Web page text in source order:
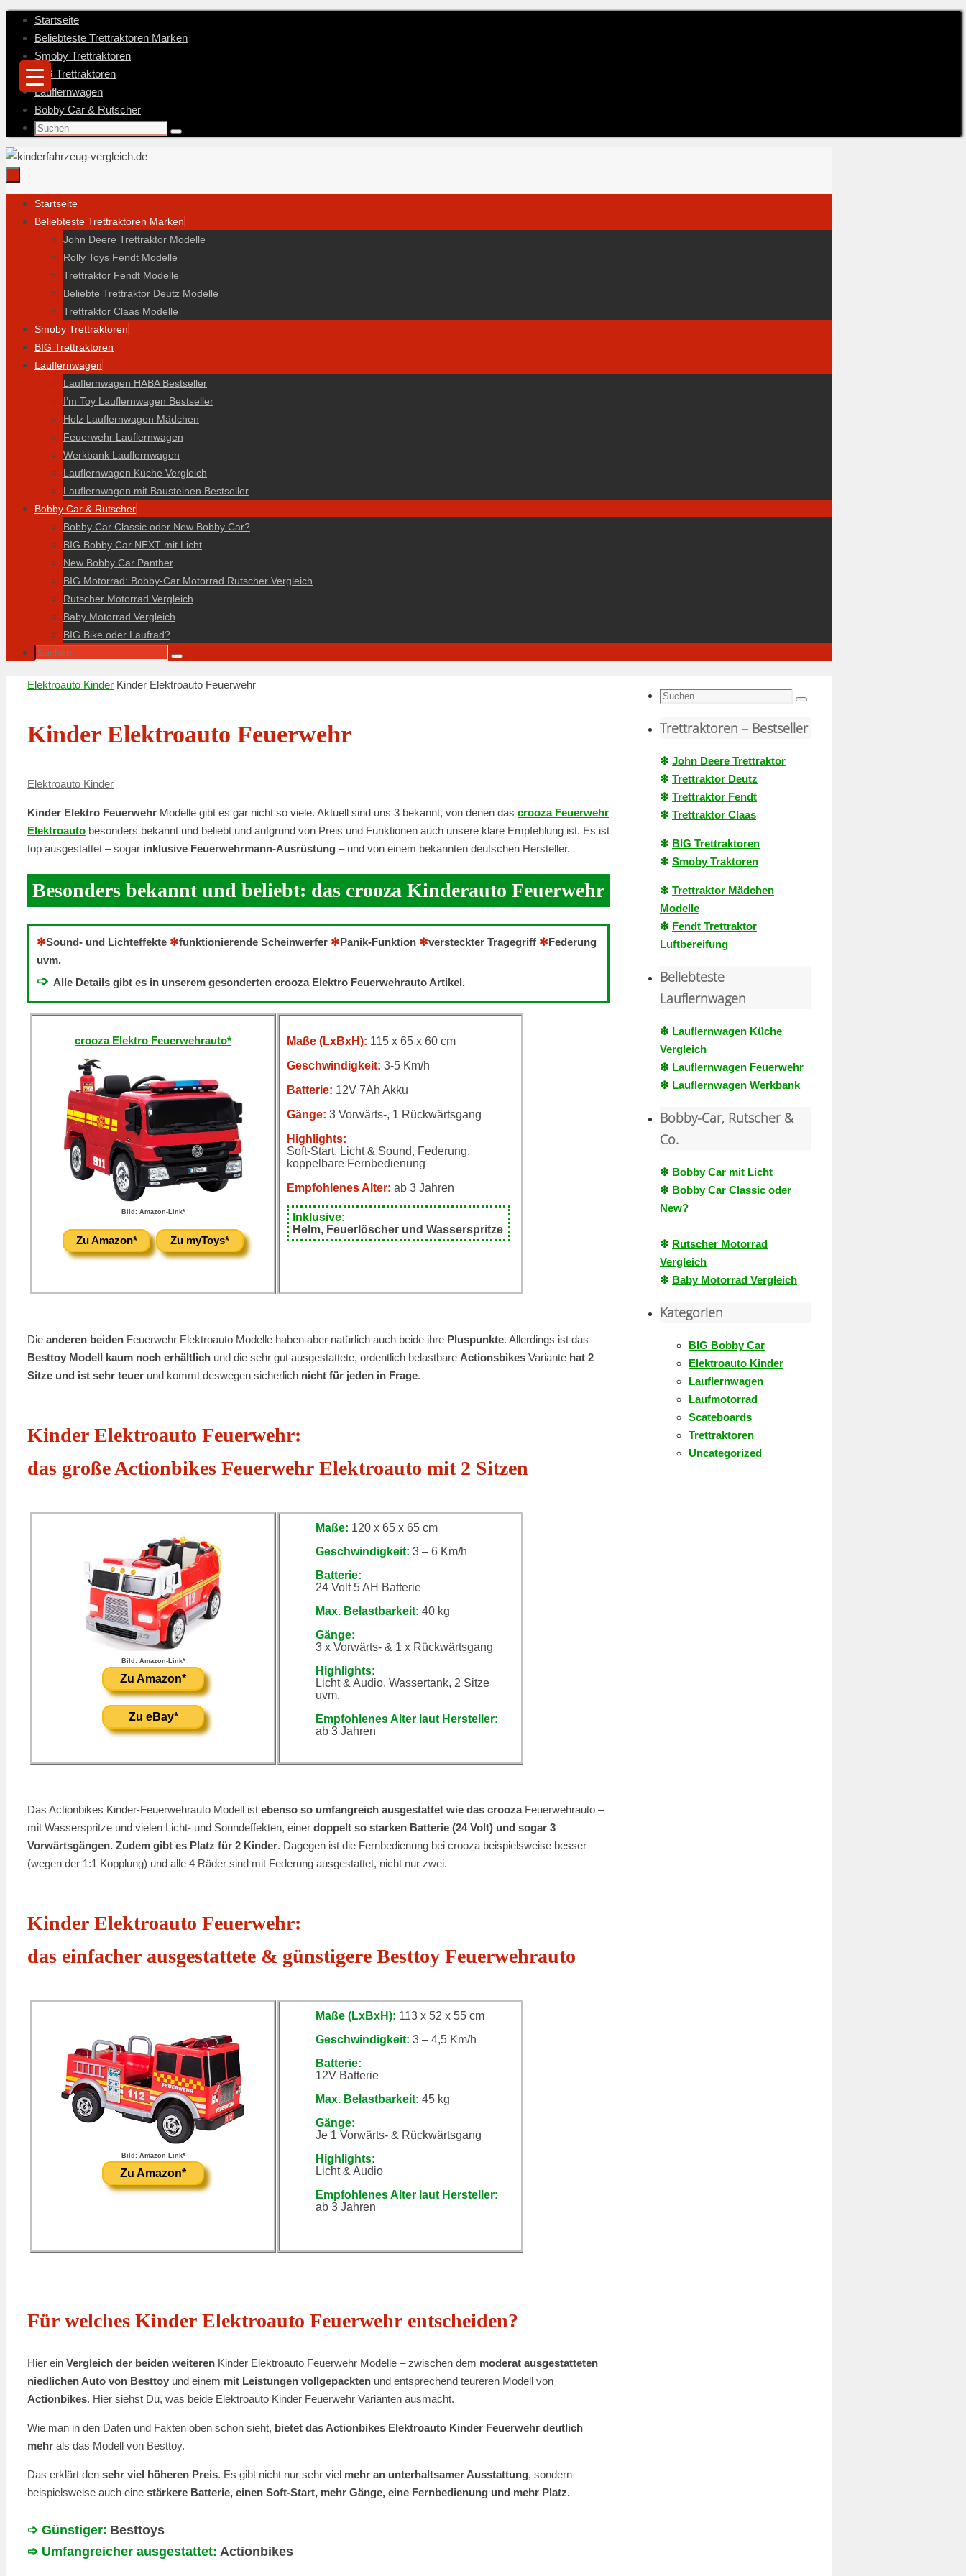
Zum
Inhalt
springen
Startseite
Beliebteste Trettraktoren Marken
Smoby Trettraktoren
BIG Trettraktoren
Lauflernwagen
Bobby Car & Rutscher
Suche
Suchen
Zum
Inhalt
Startseite
Beliebteste Trettraktoren Marken
John Deere Trettraktor Modelle
Rolly Toys Fendt Modelle
Trettraktor Fendt Modelle
Beliebte Trettraktor Deutz Modelle
Trettraktor Claas Modelle
Smoby Trettraktoren
BIG Trettraktoren
Lauflernwagen
Lauflernwagen HABA Bestseller
I’m Toy Lauflernwagen Bestseller
Holz Lauflernwagen Mädchen
Feuerwehr Lauflernwagen
Werkbank Lauflernwagen
Lauflernwagen Küche Vergleich
Lauflernwagen mit Bausteinen Bestseller
Bobby Car & Rutscher
Bobby Car Classic oder New Bobby Car?
BIG Bobby Car NEXT mit Licht
New Bobby Car Panther
BIG Motorrad: Bobby-Car Motorrad Rutscher Vergleich
Rutscher Motorrad Vergleich
Baby Motorrad Vergleich
BIG Bike oder Laufrad?
Suche
Suchen
Startseite
Elektroauto Kinder Kinder Elektroauto Feuerwehr
Kinder Elektroauto Feuerwehr
Elektroauto Kinder
Kinder Elektro Feuerwehr Modelle gibt es gar nicht so viele. Aktuell sind uns 3 bekannt, von denen das crooza Feuerwehr
Elektroauto besonders bekannt und beliebt und aufgrund von Preis und Funktionen auch unsere klare Empfehlung ist. Es ist
top ausgestattet – sogar inklusive Feuerwehrmann-Ausrüstung – und von einem bekannten deutschen Hersteller.
Besonders bekannt und beliebt: das crooza Kinderauto Feuerwehr
✻Sound- und Lichteffekte ✻funktionierende Scheinwerfer ✻Panik-Funktion ✻versteckter Tragegriff ✻Federung
uvm.
➩ Alle Details gibt es in unserem gesonderten crooza Elektro Feuerwehrauto Artikel.
crooza Elektro Feuerwehrauto*
Bild: Amazon-Link*
Zu Amazon* Zu myToys*
Maße (LxBxH): 115 x 65 x 60 cm
Geschwindigkeit: 3-5 Km/h
Batterie: 12V 7Ah Akku
Gänge: 3 Vorwärts-, 1 Rückwärtsgang
Highlights:
Soft-Start, Licht & Sound, Federung,
koppelbare Fernbedienung
Empfohlenes Alter: ab 3 Jahren
Inklusive:
Helm, Feuerlöscher und Wasserspritze
Die anderen beiden Feuerwehr Elektroauto Modelle haben aber natürlich auch beide ihre Pluspunkte. Allerdings ist das
Besttoy Modell kaum noch erhältlich und die sehr gut ausgestattete, ordentlich belastbare Actionsbikes Variante hat 2
Sitze und ist sehr teuer und kommt deswegen sicherlich nicht für jeden in Frage.
Kinder Elektroauto Feuerwehr:
das große Actionbikes Feuerwehr Elektroauto mit 2 Sitzen
Bild: Amazon-Link*
Zu Amazon*
Zu eBay*
Maße: 120 x 65 x 65 cm
Geschwindigkeit: 3 – 6 Km/h
Batterie:
24 Volt 5 AH Batterie
Max. Belastbarkeit: 40 kg
Gänge:
3 x Vorwärts- & 1 x Rückwärtsgang
Highlights:
Licht & Audio, Wassertank, 2 Sitze
uvm.
Empfohlenes Alter laut Hersteller:
ab 3 Jahren
Das Actionbikes Kinder-Feuerwehrauto Modell ist ebenso so umfangreich ausgestattet wie das croozaFeuerwehrauto –
mit Wasserspritze und vielen Licht- und Soundeffekten, einer doppelt so starken Batterie (24 Volt) und sogar 3
Vorwärtsgängen. Zudem gibt es Platz für 2 Kinder. Dagegen ist die Fernbedienung bei crooza beispielsweise besser
(wegen der 1:1 Kopplung) und alle 4 Räder sind mit Federung ausgestattet, nicht nur zwei.
Kinder Elektroauto Feuerwehr:
das einfacher ausgestattete & günstigere Besttoy Feuerwehrauto
Bild: Amazon-Link*
Zu Amazon*
Maße (LxBxH): 113 x 52 x 55 cm
Geschwindigkeit: 3 – 4,5 Km/h
Batterie:
12V Batterie
Max. Belastbarkeit: 45 kg
Gänge:
Je 1 Vorwärts- & Rückwärtsgang
Highlights:
Licht & Audio
Empfohlenes Alter laut Hersteller:
ab 3 Jahren
Für welches Kinder Elektroauto Feuerwehr entscheiden?
Hier ein Vergleich der beiden weiteren Kinder Elektroauto Feuerwehr Modelle – zwischen dem moderat ausgestatteten
niedlichen Auto von Besttoy und einem mit Leistungen vollgepackten und entsprechend teureren Modell von
Actionbikes. Hier siehst Du, was beide Elektroauto Kinder Feuerwehr Varianten ausmacht.
Wie man in den Daten und Fakten oben schon sieht, bietet das Actionbikes Elektroauto Kinder Feuerwehr deutlich
mehr als das Modell von Besttoy.
Das erklärt den sehr viel höheren Preis. Es gibt nicht nur sehr viel mehr an unterhaltsamer Ausstattung, sondern
beispielsweise auch eine stärkere Batterie, einen Soft-Start, mehr Gänge, eine Fernbedienung und mehr Platz.
➩ Günstiger: Besttoys
➩ Umfangreicher ausgestattet: Actionbikes
Suche
Suchen
Trettraktoren – Bestseller
✻ John Deere Trettraktor
✻ Trettraktor Deutz
✻ Trettraktor Fendt
✻ Trettraktor Claas
✻ BIG Trettraktoren
✻ Smoby Traktoren
✻ Trettraktor Mädchen
Modelle
✻ Fendt Trettraktor
Luftbereifung
Beliebteste
Lauflernwagen
✻ Lauflernwagen Küche
Vergleich
✻ Lauflernwagen Feuerwehr
✻ Lauflernwagen Werkbank
Bobby-Car, Rutscher &
Co.
✻ Bobby Car mit Licht
✻ Bobby Car Classic oder
New?
✻ Rutscher Motorrad
Vergleich
✻ Baby Motorrad Vergleich
Kategorien
BIG Bobby Car
Elektroauto Kinder
Lauflernwagen
Laufmotorrad
Scateboards
Trettraktoren
Uncategorized